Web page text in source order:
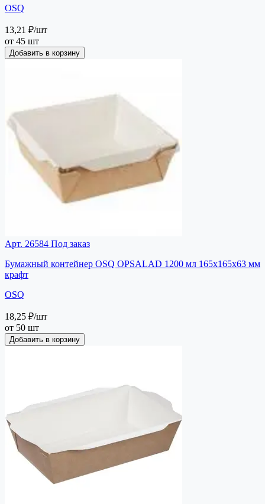
OSQ
13,21 ₽/шт
от 45 шт
Добавить в корзину
Арт. 26584 Под заказ
Бумажный контейнер OSQ OPSALAD 1200 мл 165х165х63 мм
крафт
OSQ
18,25 ₽/шт
от 50 шт
Добавить в корзину